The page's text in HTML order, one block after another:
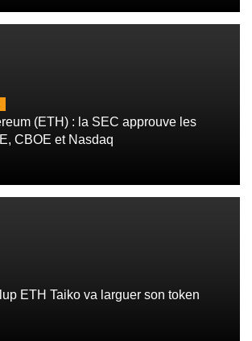
(ETH) : la SEC approuve les
CBOE et Nasdaq
ETH Taiko va larguer son token